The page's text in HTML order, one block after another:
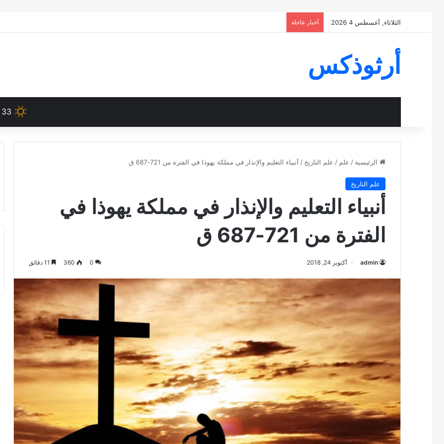
الثلاثاء, أغسطس 4 2026 أخبار عاجلة
أرثوذكس
33
الرئيسية / علم / علم التاريخ / أنبياء التعليم والإنذار في مملكة يهوذا في الفترة من 721-687 ق
علم التاريخ
أنبياء التعليم والإنذار في مملكة يهوذا في
الفترة من 721-687 ق
admin أكتوبر 24, 2018 0
360